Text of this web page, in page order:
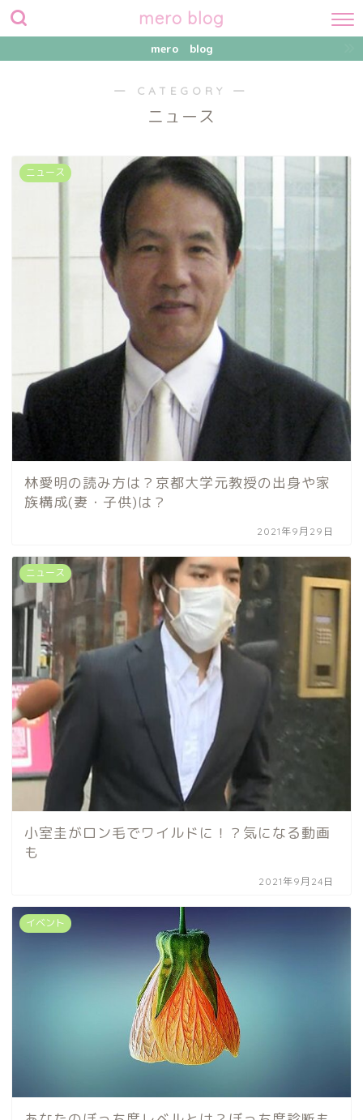
mero blog
mero blog
― CATEGORY ―
ニュース
ニュース
林愛明の読み方は？京都大学元教授の出身や家
族構成(妻・子供)は？
2021年9月29日
ニュース
小室圭がロン毛でワイルドに！？気になる動画
も
2021年9月24日
イベント